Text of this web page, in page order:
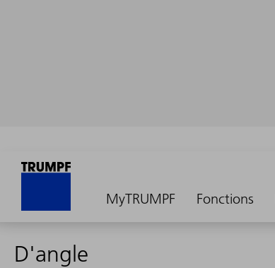
MyTRUMPF Fonctions
D'angle